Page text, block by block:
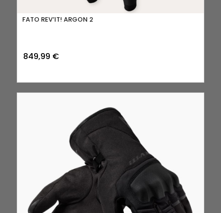
FATO REV’IT! ARGON 2
849,99 €